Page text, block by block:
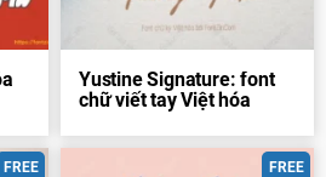
Yustine Signature: font
chữ viết tay Việt hóa
FREE FREE